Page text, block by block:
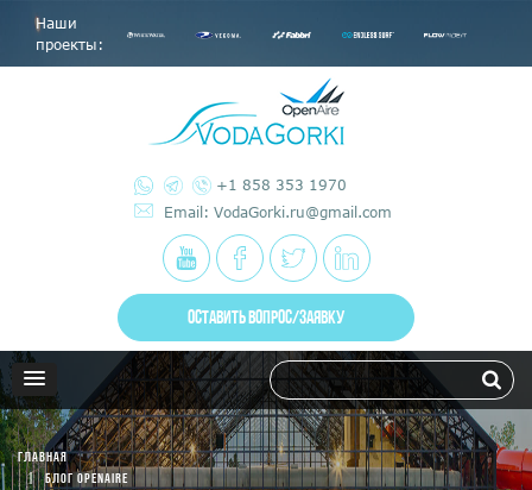
Наши
проекты:
+1 858 353 1970
Email: VodaGorki.ru@gmail.com
ОСТАВИТЬ ВОПРОС/ЗАЯВКУ
ГЛАВНАЯ
БЛОГ OPENAIRE